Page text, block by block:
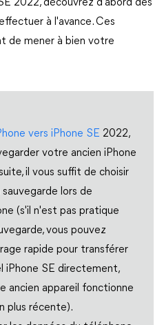
2022, découvrez d'abord des
à l'avance. Ces
de mener à bien votre
vers iPhone SE 2022,
votre ancien iPhone
il vous suffit de choisir
lors de
(s'il n'est pas pratique
vous pouvez
rapide pour transférer
iPhone SE directement,
ancien appareil fonctionne
plus récente).